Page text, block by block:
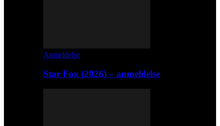
Anmeldelse
Star Fox (2026) – anmeldelse